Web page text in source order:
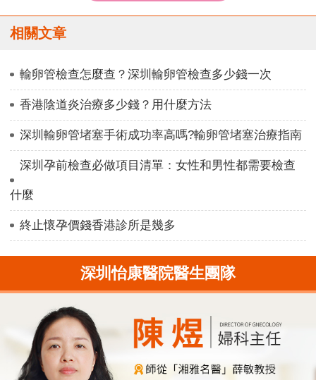
相關文章
輸卵管檢查怎麼查？深圳輸卵管檢查多少錢一次
香港陰道炎治療多少錢？用什麼方法
深圳輸卵管堵塞手術成功率高嗎?輸卵管堵塞治療指南
深圳孕前檢查必做項目清單：女性和男性都需要檢查
什麼
終止懷孕價錢香港診所是幾多
深圳怡康醫院醫生團隊